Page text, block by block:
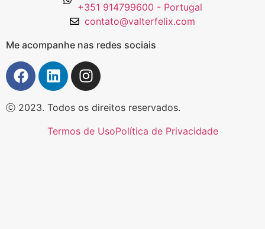
+351 914799600 - Portugal
contato@valterfelix.com
Me acompanhe nas redes sociais
ⓒ 2023. Todos os direitos reservados.
Termos de UsoPolítica de Privacidade